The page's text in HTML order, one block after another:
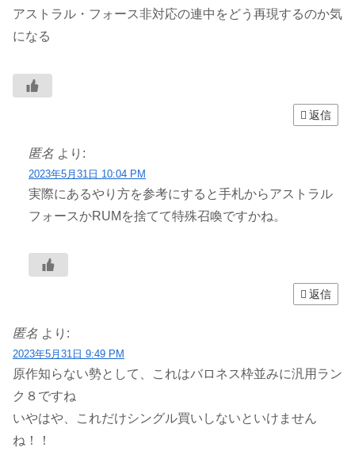
アストラル・フォース非対応の連中をどう再現するのか気
になる
返信
匿名 より:
2023年5月31日 10:04 PM
実際にあるやり方を参考にすると手札からアストラル
フォースかRUMを捨てて特殊召喚ですかね。
返信
匿名 より:
2023年5月31日 9:49 PM
原作知らない勢として、これはバロネス枠並みに汎用ラン
ク８ですね
いやはや、これだけシングル買いしないといけません
ね！！